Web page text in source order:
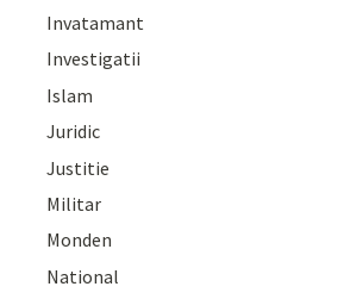
Invatamant
Investigatii
Islam
Juridic
Justitie
Militar
Monden
National